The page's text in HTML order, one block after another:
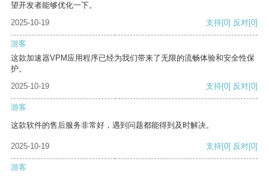
望开发者能够优化一下。
2025-10-19
支持[0] 反对[0]
游客
这款加速器VPM应用程序已经为我们带来了无限的流畅体验和安全性保
护。
2025-10-19
支持[0] 反对[0]
游客
这款软件的售后服务非常好，遇到问题都能得到及时解决。
2025-10-19 支持[0] 反对[0]
游客